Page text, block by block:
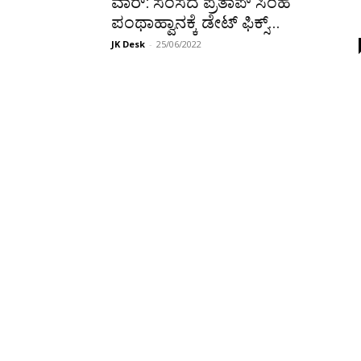
ಪಂಥಾಹ್ವಾನಕ್ಕೆ ಡೇಟ್ ಫಿಕ್ಸ್...
JK Desk - 25/06/2022